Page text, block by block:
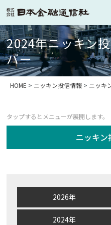
2024年ニッキン
バー
HOME > ニッキン投信情報> ニッキ
ニッキン
2026年
2024年